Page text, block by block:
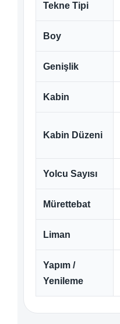
Tekne Tipi
Boy
Genişlik
Kabin
Kabin Düzeni
Yolcu Sayısı
Mürettebat
Liman
Yapım /
Yenileme